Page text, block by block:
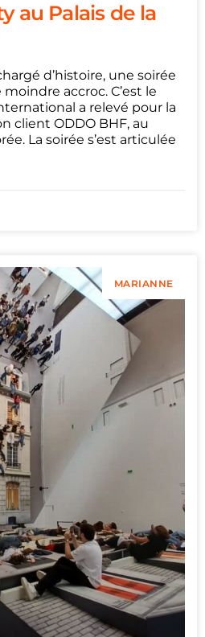
au Palais de la
d’histoire, une soirée
accroc. C’est le
a relevé pour la
client ODDO BHF, au
La soirée s’est articulée
MARIANNE